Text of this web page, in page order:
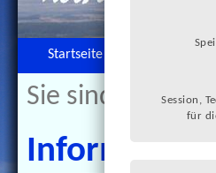
Session,
für
Startseite
Sie sind hier:>>